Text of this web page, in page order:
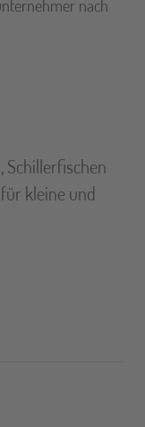
nach
Schillerfischen
kleine und